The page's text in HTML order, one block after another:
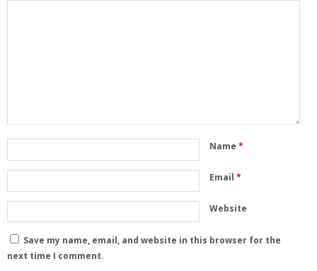
Name *
Email *
Website
Save my name, email, and website in this browser for the
next time I comment.